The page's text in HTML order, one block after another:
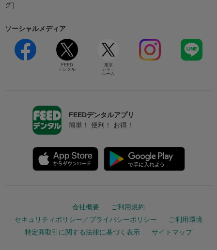
グ］
ソーシャルメディア
FEED
デンタル
東京
ショー
ルーム
FEEDデンタルアプリ
簡単！ 便利！ お得！
会社概要
ご利用規約
セキュリティポリシー／プライバシーポリシー
ご利用環境
特定商取引に関する法律に基づく表示
サイトマップ